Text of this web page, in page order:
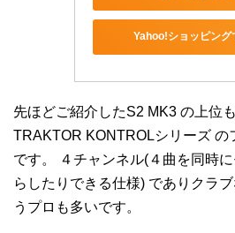
Yahoo!ショッピング
先ほどご紹介したS2 MK3 の上位
TRAKTOR KONTROLシリーズ の
です。 ４チャンネル(４曲を同時
らしたりできる仕様) でありクラ
うプロも多いです。